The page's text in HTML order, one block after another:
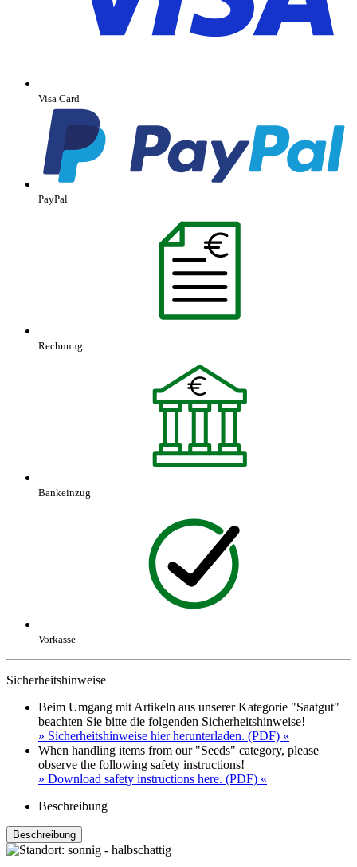
Visa Card
PayPal
Rechnung
Bankeinzug
Vorkasse
Sicherheitshinweise
Beim Umgang mit Artikeln aus unserer Kategorie "Saatgut"
beachten Sie bitte die folgenden Sicherheitshinweise!
» Sicherheitshinweise hier herunterladen. (PDF) «
When handling items from our "Seeds" category, please
observe the following safety instructions!
» Download safety instructions here. (PDF) «
Beschreibung
Beschreibung